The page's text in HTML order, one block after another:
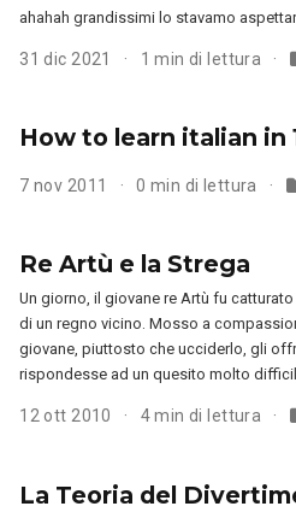
ahahah grandissimi lo stavamo
31 dic 2021 1 min di lettura
How to learn italian in
7 nov 2011 0 min di lettura
Re Artù e la Strega
Un giorno, il giovane re Artù fu
di un regno vicino. Mosso a
giovane, piuttosto che ucciderlo, gli
rispondesse ad un quesito molto
12 ott 2010 4 min di lettura
La Teoria del